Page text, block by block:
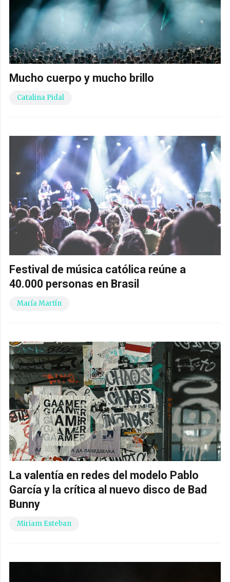
Mucho cuerpo y mucho brillo
Catalina Pidal
Festival de música católica reúne a
40.000 personas en Brasil
María Martín
La valentía en redes del modelo Pablo
García y la crítica al nuevo disco de Bad
Bunny
Miriam Esteban